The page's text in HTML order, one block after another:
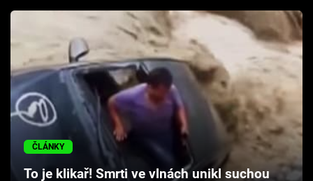
Seriály
Hry
Cool Esport
Pořady
ČLÁNKY
To je klikař! Smrti ve vlnách unikl suchou